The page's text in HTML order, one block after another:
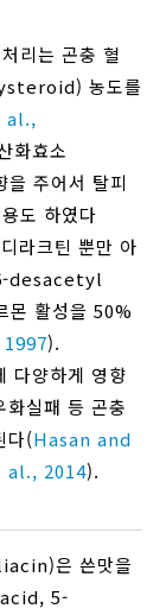
리는 곤충 혈
농도를
al.,
화효소
주어서 탈피
도 하였다
라크틴 뿐만 아
desacetyl
몬 활성을 50%
).
다양하게 영향
실패 등 곤충
다(Hasan and
al., 2014).
은 쓴맛을
5-